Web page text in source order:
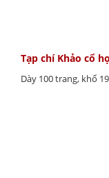
Tạp chí Khảo cổ
Dày 100 trang, khổ